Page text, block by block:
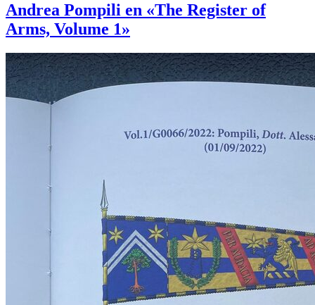
Andrea Pompili en «The Register of
Arms, Volume 1»